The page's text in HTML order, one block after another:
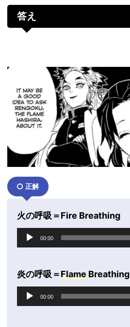
答え
正解
火の呼吸＝Fire Breathing
ー
ヤ
00:00
炎の呼吸＝Flame Breathing
00:00